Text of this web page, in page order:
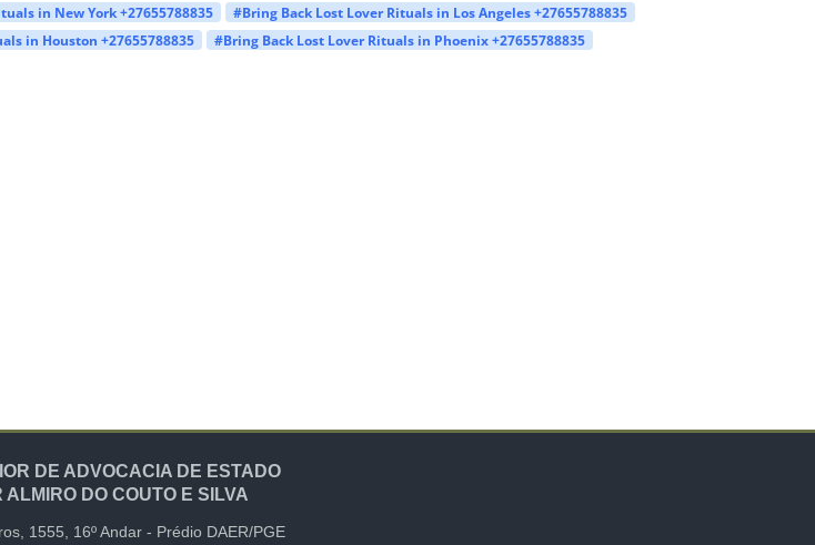
in New York +27655788835
#Bring Back Lost Lover Rituals in Los Angeles +27655788835
in Houston +27655788835
#Bring Back Lost Lover Rituals in Phoenix +27655788835
DE ADVOCACIA DE ESTADO
ALMIRO DO COUTO E SILVA
1555, 16º Andar - Prédio DAER/PGE